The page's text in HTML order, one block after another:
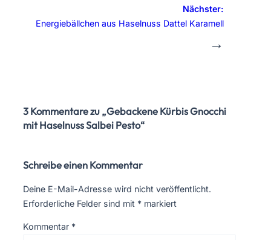
Nächster:
Energiebällchen aus Haselnuss Dattel Karamell
→
3 Kommentare zu „Gebackene Kürbis Gnocchi
mit Haselnuss Salbei Pesto“
Schreibe einen Kommentar
Deine E-Mail-Adresse wird nicht veröffentlicht.
Erforderliche Felder sind mit * markiert
Kommentar *